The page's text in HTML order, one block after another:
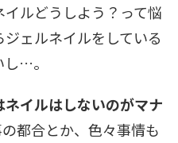
ルどうしよう？って悩
ェルネイルをしている
…。
イルはしないのがマナ
都合とか、色々事情も